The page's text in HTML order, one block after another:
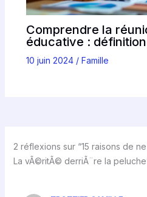
Comprendre la
éducative :
10 juin 2024 / Famille
2 réflexions sur “15 raisons de
La vÃ©ritÃ© derriÃ¨re la